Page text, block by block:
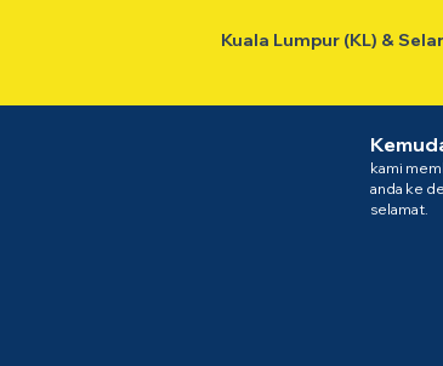
Kuala Lumpur (KL) &
kami
anda ke
selamat.